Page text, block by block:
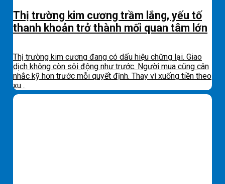
Thị trường kim cương trầm lắng, yếu tố
thanh khoản trở thành mối quan tâm lớn
Thị trường kim cương đang có dấu hiệu chững lại. Giao
dịch không còn sôi động như trước. Người mua cũng cân
nhắc kỹ hơn trước mỗi quyết định. Thay vì xuống tiền theo
xu...